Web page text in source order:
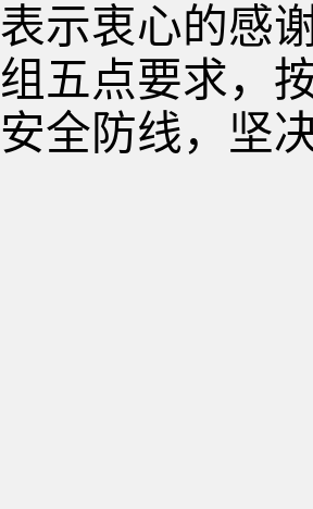
表示衷心的感
组五点要求，
安全防线，坚